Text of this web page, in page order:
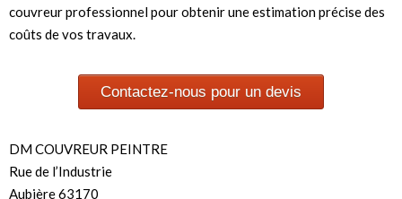
couvreur professionnel pour obtenir une estimation précise des
coûts de vos travaux.
Contactez-nous pour un devis
DM COUVREUR PEINTRE
Rue de l’Industrie
Aubière 63170